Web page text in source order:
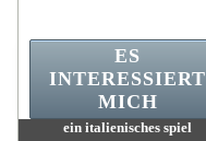
ein italienisches spiel
ES
INTERESSIERT
MICH